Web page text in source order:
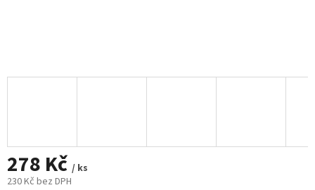
278 Kč / ks
230 Kč bez DPH